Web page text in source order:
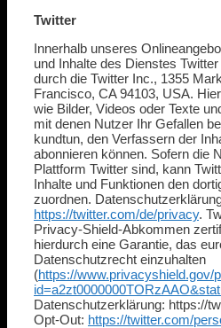
Twitter
Innerhalb unseres
und Inhalte des Dienstes
durch die Twitter Inc., 1355
Francisco, CA 94103, USA.
wie Bilder, Videos oder Texte
mit denen Nutzer Ihr Gefallen
kundtun, den Verfassern der
abonnieren können. Sofern die
Plattform Twitter sind, kann
Inhalte und Funktionen den
zuordnen.
https://twitter.com/de/privacy.
Privacy-Shield-Abkommen
hierdurch eine Garantie, das
Datenschutzrecht einzuhalten
(https://www.privacyshield.gov/
Datenschutzerklärung: https://
Opt-Out: https://twitter.com/